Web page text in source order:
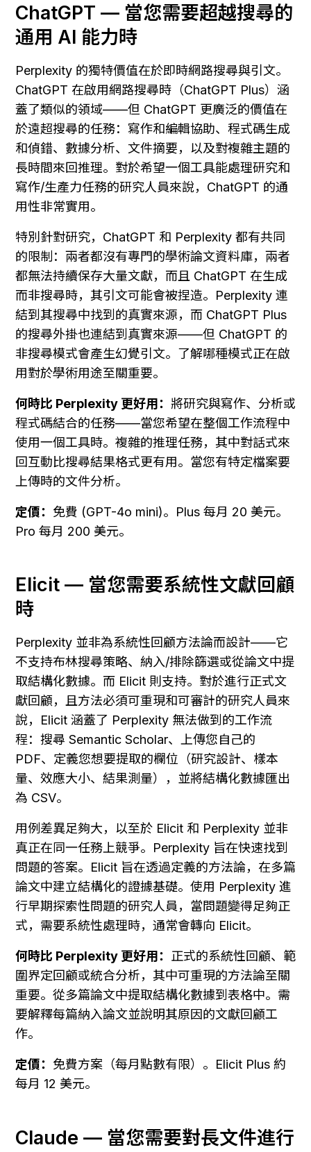
ChatGPT — 當您需要超越搜尋的
通用 AI 能力時
Perplexity 的獨特價值在於即時網路搜尋與引文。
ChatGPT 在啟用網路搜尋時（ChatGPT Plus）涵
蓋了類似的領域——但 ChatGPT 更廣泛的價值在
於遠超搜尋的任務：寫作和編輯協助、程式碼生成
和偵錯、數據分析、文件摘要，以及對複雜主題的
長時間來回推理。對於希望一個工具能處理研究和
寫作/生產力任務的研究人員來說，ChatGPT 的通
用性非常實用。
特別針對研究，ChatGPT 和 Perplexity 都有共同
的限制：兩者都沒有專門的學術論文資料庫，兩者
都無法持續保存大量文獻，而且 ChatGPT 在生成
而非搜尋時，其引文可能會被捏造。Perplexity 連
結到其搜尋中找到的真實來源，而 ChatGPT Plus
的搜尋外掛也連結到真實來源——但 ChatGPT 的
非搜尋模式會產生幻覺引文。了解哪種模式正在啟
用對於學術用途至關重要。
何時比 Perplexity 更好用： 將研究與寫作、分析或
程式碼結合的任務——當您希望在整個工作流程中
使用一個工具時。複雜的推理任務，其中對話式來
回互動比搜尋結果格式更有用。當您有特定檔案要
上傳時的文件分析。
定價： 免費 (GPT-4o mini)。Plus 每月 20 美元。
Pro 每月 200 美元。
Elicit — 當您需要系統性文獻回顧
時
Perplexity 並非為系統性回顧方法論而設計——它
不支持布林搜尋策略、納入/排除篩選或從論文中提
取結構化數據。而 Elicit 則支持。對於進行正式文
獻回顧，且方法必須可重現和可審計的研究人員來
說，Elicit 涵蓋了 Perplexity 無法做到的工作流
程：搜尋 Semantic Scholar、上傳您自己的
PDF、定義您想要提取的欄位（研究設計、樣本
量、效應大小、結果測量），並將結構化數據匯出
為 CSV。
用例差異足夠大，以至於 Elicit 和 Perplexity 並非
真正在同一任務上競爭。Perplexity 旨在快速找到
問題的答案。Elicit 旨在透過定義的方法論，在多篇
論文中建立結構化的證據基礎。使用 Perplexity 進
行早期探索性問題的研究人員，當問題變得足夠正
式，需要系統性處理時，通常會轉向 Elicit。
何時比 Perplexity 更好用： 正式的系統性回顧、範
圍界定回顧或統合分析，其中可重現的方法論至關
重要。從多篇論文中提取結構化數據到表格中。需
要解釋每篇納入論文並說明其原因的文獻回顧工
作。
定價： 免費方案（每月點數有限）。Elicit Plus 約
每月 12 美元。
Claude — 當您需要對長文件進行